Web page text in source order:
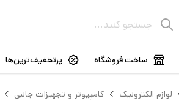
ساخت فروشگاه پرتخفیف‌ترین‌ها
لوازم الکترونیک کامپیوتر و تجهیزات جانبی